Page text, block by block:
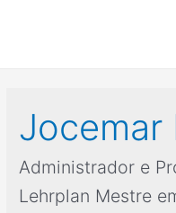
Jocemar
Administrador e
Lehrplan Mestre